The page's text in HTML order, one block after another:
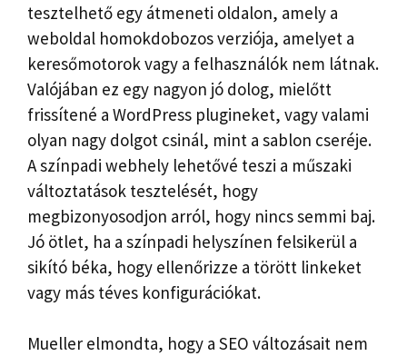
tesztelhető egy átmeneti oldalon, amely a
weboldal homokdobozos verziója, amelyet a
keresőmotorok vagy a felhasználók nem látnak.
Valójában ez egy nagyon jó dolog, mielőtt
frissítené a WordPress plugineket, vagy valami
olyan nagy dolgot csinál, mint a sablon cseréje.
A színpadi webhely lehetővé teszi a műszaki
változtatások tesztelését, hogy
megbizonyosodjon arról, hogy nincs semmi baj.
Jó ötlet, ha a színpadi helyszínen felsikerül a
sikító béka, hogy ellenőrizze a törött linkeket
vagy más téves konfigurációkat.
Mueller elmondta, hogy a SEO változásait nem